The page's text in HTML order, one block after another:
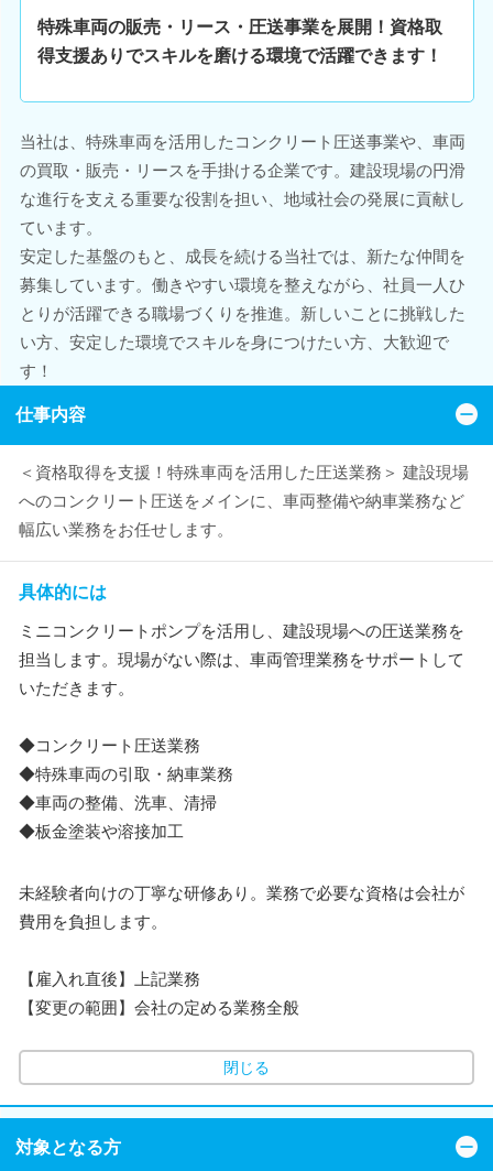
特殊車両の販売・リース・圧送事業を展開！資格取
得支援ありでスキルを磨ける環境で活躍できます！
当社は、特殊車両を活用したコンクリート圧送事業や、車両
の買取・販売・リースを手掛ける企業です。建設現場の円滑
な進行を支える重要な役割を担い、地域社会の発展に貢献し
ています。
安定した基盤のもと、成長を続ける当社では、新たな仲間を
募集しています。働きやすい環境を整えながら、社員一人ひ
とりが活躍できる職場づくりを推進。新しいことに挑戦した
い方、安定した環境でスキルを身につけたい方、大歓迎で
す！
仕事内容
＜資格取得を支援！特殊車両を活用した圧送業務＞ 建設現場
へのコンクリート圧送をメインに、車両整備や納車業務など
幅広い業務をお任せします。
具体的には
ミニコンクリートポンプを活用し、建設現場への圧送業務を
担当します。現場がない際は、車両管理業務をサポートして
いただきます。
◆コンクリート圧送業務
◆特殊車両の引取・納車業務
◆車両の整備、洗車、清掃
◆板金塗装や溶接加工
未経験者向けの丁寧な研修あり。業務で必要な資格は会社が
費用を負担します。
【雇入れ直後】上記業務
【変更の範囲】会社の定める業務全般
閉じる
対象となる方